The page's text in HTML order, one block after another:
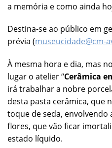
a memória e como ainda
Destina-se ao público em
prévia (museucidade@cm-
À mesma hora e dia, mas
lugar o atelier “Cerâmica
irá trabalhar a nobre
desta pasta cerâmica, que
toque de seda, envolvendo
flores, que vão ficar
estado líquido.